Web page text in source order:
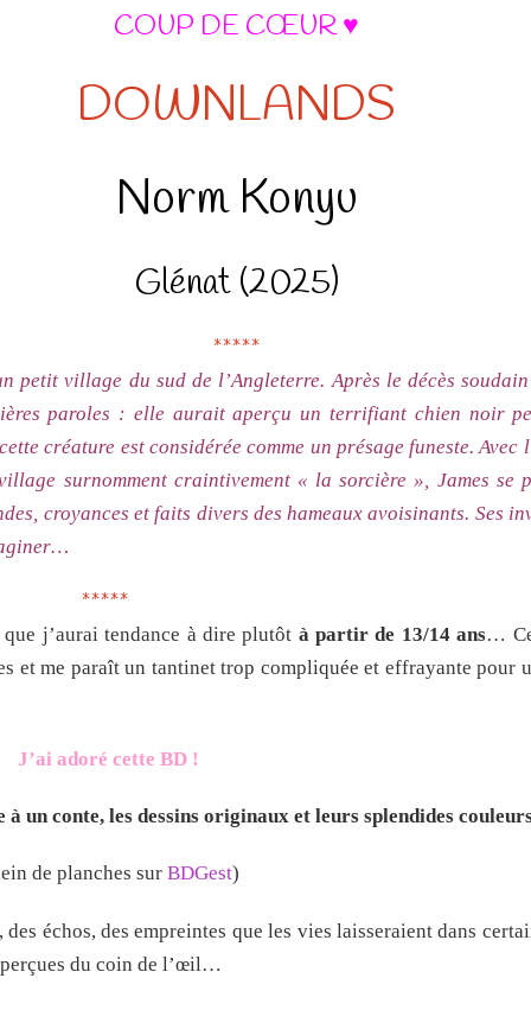
COUP DE CŒUR ♥
DOWNLANDS
Norm Konyu
Glénat (2025)
*****
petit village du sud de l’Angleterre. Après le décès
paroles : elle aurait aperçu un terrifiant chien noir
créature est considérée comme un présage funeste. Avec
surnomment craintivement « la sorcière », James se
croyances et faits divers des hameaux avoisinants. Ses
*****
j’aurai tendance à dire plutôt à partir de 13/14 ans…
et me paraît un tantinet trop compliquée et effrayante pour
J’ai adoré cette BD !
à un conte, les dessins originaux et leurs splendides
de planches sur BDGest)
échos, des empreintes que les vies laisseraient dans
du coin de l’œil…